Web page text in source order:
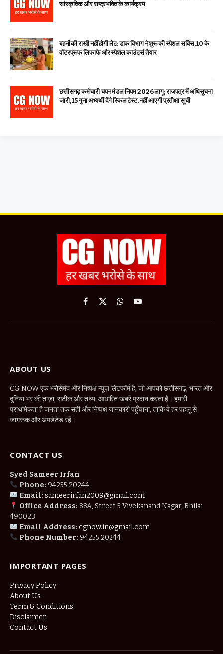
सांस्कृतिक और राष्ट्रभक्ति के कार्यक्रम
बहनों की राखी नहीं होगी लेट: डाक विभाग ने शुरू की स्पेशल सर्विस, ₹10 के
वॉटरप्रूफ लिफाफे और स्पेशल काउंटर्स तैयार
छत्तीसगढ़ कर्मचारी चयन मंडल नियम 2026 लागू: राजपत्र में अधिसूचना
जारी, 15 गुना अभ्यर्थी देंगे स्किल टेस्ट, नहीं आएगी प्रतीक्षा सूची
Facebook
X
WhatsApp
YouTube
ABOUT US
CG NOW एक भरोसेमंद और निष्पक्ष न्यूज़ प्लेटफॉर्म है, जो आपको छत्तीसगढ़, भारत और
दुनिया भर की ताज़ा, सटीक और तथ्य-आधारित खबरें प्रदान करता है। हमारी
प्राथमिकता है जनता तक सही और निष्पक्ष जानकारी पहुँचाना, ताकि वे हर पहलू से
जागरूक और अपडेटेड रहें।
CONTACT US
Syed Sameer Irfan
Phone: 94255 20244
Email: sameerirfan2009@gmail.com
Office Address: 88A, Street 5 Vivekanand Nagar, Bhilai
490023
Email Address: cgnow.in@gmail.com
Phone Number: 94255 20244
IMPORTANT PAGES
Privacy Policy
About Us
Term & Conditions
Disclaimer
Contact Us